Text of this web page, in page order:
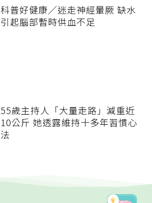
科普好健康／迷走神經暈厥 缺水
引起腦部暫時供血不足
55歲主持人「大量走路」減重近
10公斤 她透露維持十多年習慣心
法